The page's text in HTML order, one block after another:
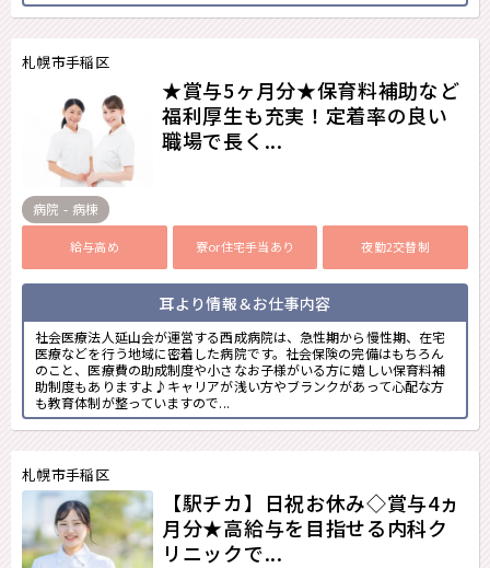
札幌市手稲区
★賞与5ヶ月分★保育料補助など
福利厚生も充実！定着率の良い
職場で長く...
病院 - 病棟
給与高め 寮or住宅手当あり 夜勤2交替制
耳より情報＆お仕事内容
社会医療法人延山会が運営する西成病院は、急性期から慢性期、在宅
医療などを行う地域に密着した病院です。社会保険の完備はもちろん
のこと、医療費の助成制度や小さなお子様がいる方に嬉しい保育料補
助制度もありますよ♪キャリアが浅い方やブランクがあって心配な方
も教育体制が整っていますので...
札幌市手稲区
【駅チカ】日祝お休み◇賞与4ヵ
月分★高給与を目指せる内科ク
リニックで...